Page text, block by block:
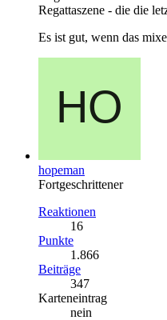
Regattaszene - die die
Es ist gut, wenn das
hopeman
Fortgeschrittener
Reaktionen
16
Punkte
1.866
Beiträge
347
Karteneintrag
nein